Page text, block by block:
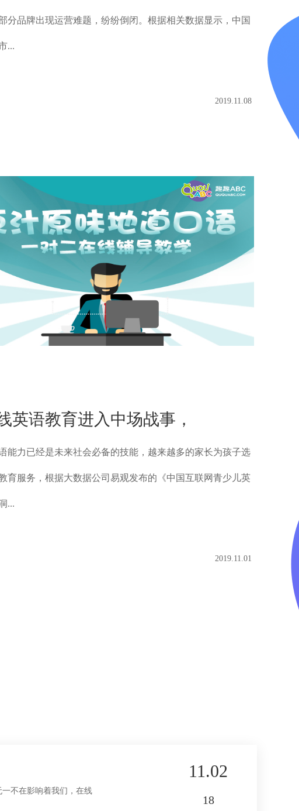
分品牌出现运营难题，纷纷倒闭。根据相关数据显示，中国
...
2019.11.08
英语教育进入中场战事，
能力已经是未来社会必备的技能，越来越多的家长为孩子选
育服务，根据大数据公司易观发布的《中国互联网青少儿英
...
2019.11.01
不在影响着我们，在线
11.02
18